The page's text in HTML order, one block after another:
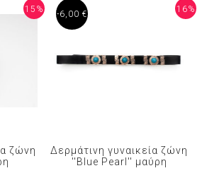
15%
ζώνη
16%
-6,00 €
Δερμάτινη γυναικεία ζώνη
''Blue Pearl'' μαύρη